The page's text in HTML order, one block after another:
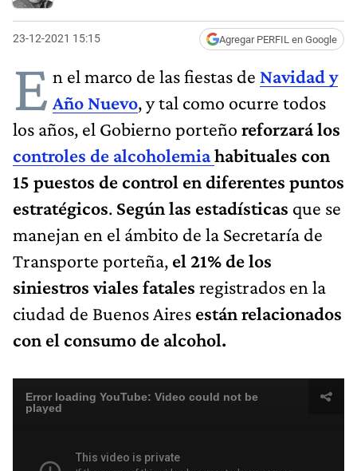
23-12-2021 15:15 Agregar PERFIL en Google
E n el marco de las fiestas de Navidad y
Año Nuevo, y tal como ocurre todos
los años, el Gobierno porteño reforzará los
controles de alcoholemiahabituales con
15 puestos de control en diferentes puntos
estratégicos. Según las estadísticas que se
manejan en el ámbito de la Secretaría de
Transporte porteña, el 21% de los
siniestros viales fatales registrados en la
ciudad de Buenos Aires están relacionados
con el consumo de alcohol.